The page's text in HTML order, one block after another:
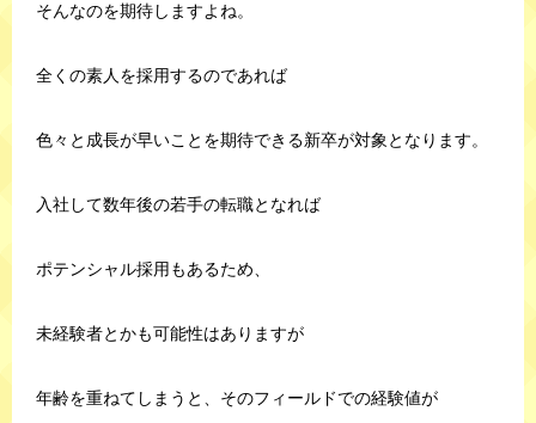
そんなのを期待しますよね。
全くの素人を採用するのであれば
色々と成長が早いことを期待できる新卒が対象となります。
入社して数年後の若手の転職となれば
ポテンシャル採用もあるため、
未経験者とかも可能性はありますが
年齢を重ねてしまうと、そのフィールドでの経験値が